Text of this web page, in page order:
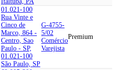
01.021-100
Rua Vinte e
Cinco de
Marco, 864 -
Centro, Sao
Paulo - SP,
01.021-100
São Paulo, SP
G-4755-
5/02
Comércio
Varejista
Premium